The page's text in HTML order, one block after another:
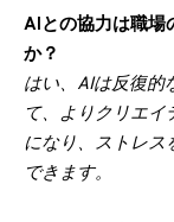
AIとの協力は職場
か？
はい、AIは反復的
て、よりクリエ
になり、ストレス
できます。